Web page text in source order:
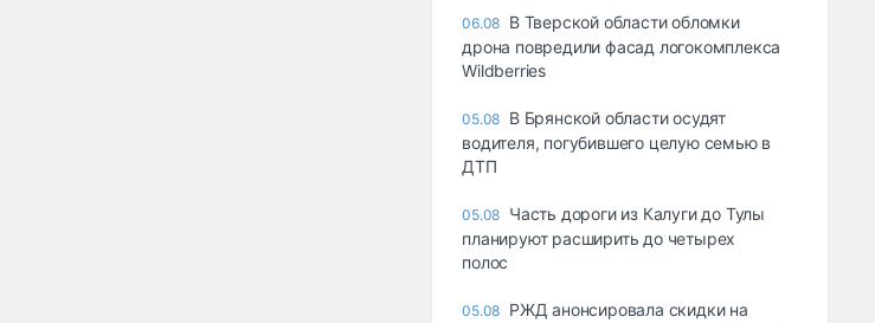
06.08 В Тверской области обломки
дрона повредили фасад логокомплекса
Wildberries
05.08 В Брянской области осудят
водителя, погубившего целую семью в
ДТП
05.08 Часть дороги из Калуги до Тулы
планируют расширить до четырех
полос
05.08 РЖД анонсировала скидки на